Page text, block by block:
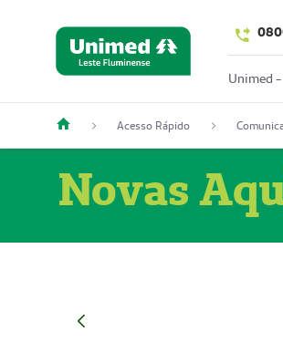
Unimed
Acesso Rápido
Novas